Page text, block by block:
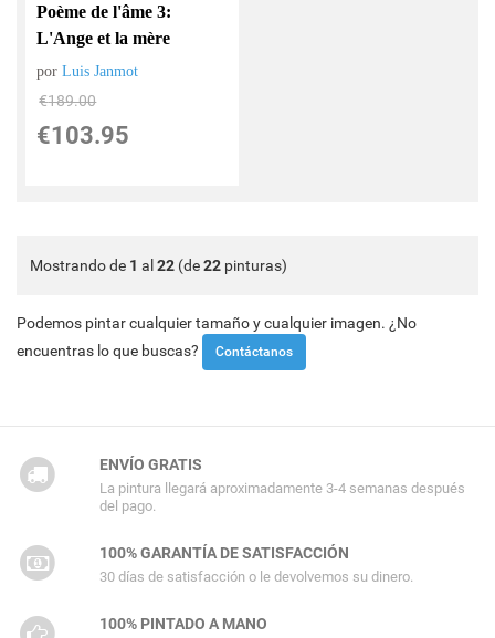
Poème de l'âme 3:
L'Ange et la mère
porLuis Janmot
€189.00
€103.95
Mostrando de 1 al 22 (de22 pinturas)
Podemos pintar cualquier tamaño y cualquier imagen. ¿No
encuentras lo que buscas?
Contáctanos
ENVÍO GRATIS
La pintura llegará aproximadamente 3-4 semanas después
del pago.
100% GARANTÍA DE SATISFACCIÓN
30 días de satisfacción o le devolvemos su dinero.
100% PINTADO A MANO